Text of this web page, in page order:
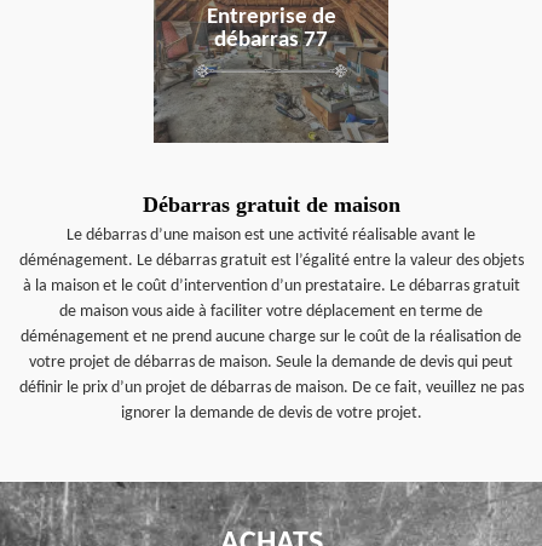
Entreprise de
débarras 77
Débarras gratuit de maison
Le débarras d’une maison est une activité réalisable avant le
déménagement. Le débarras gratuit est l’égalité entre la valeur des objets
à la maison et le coût d’intervention d’un prestataire. Le débarras gratuit
de maison vous aide à faciliter votre déplacement en terme de
déménagement et ne prend aucune charge sur le coût de la réalisation de
votre projet de débarras de maison. Seule la demande de devis qui peut
définir le prix d’un projet de débarras de maison. De ce fait, veuillez ne pas
ignorer la demande de devis de votre projet.